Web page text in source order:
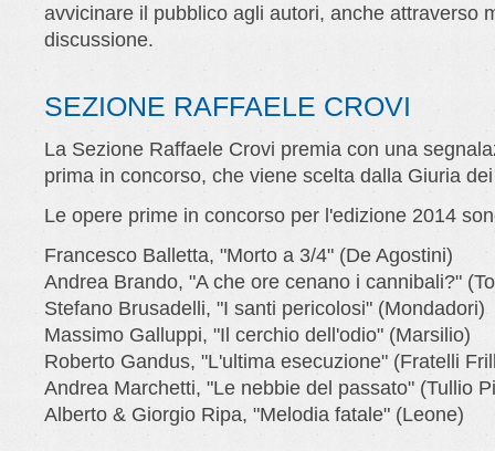
avvicinare il pubblico agli autori, anche attraverso
discussione.
SEZIONE RAFFAELE CROVI
La Sezione Raffaele Crovi premia con una
prima in concorso, che viene scelta dalla Giuria
Le opere prime in concorso per l'edizione 2014
Francesco Balletta, "Morto a 3/4" (De Agostini)
Andrea Brando, "A che ore cenano i cannibali?"
Stefano Brusadelli, "I santi pericolosi" (Mondadori)
Massimo Galluppi, "Il cerchio dell'odio" (Marsilio)
Roberto Gandus, "L'ultima esecuzione" (Fratelli
Andrea Marchetti, "Le nebbie del passato" (Tullio
Alberto & Giorgio Ripa, "Melodia fatale" (Leone)